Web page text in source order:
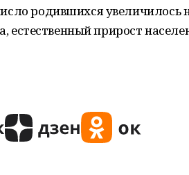
родившихся увеличилось
естественный прирост